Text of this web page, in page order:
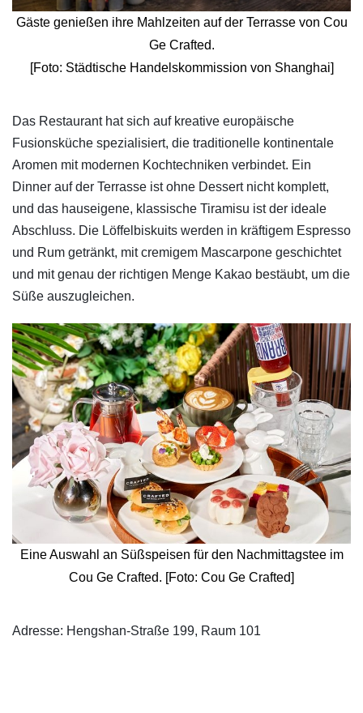
Gäste genießen ihre Mahlzeiten auf der Terrasse von Cou
Ge Crafted.
[Foto: Städtische Handelskommission von Shanghai]
​Das Restaurant hat sich auf kreative europäische
Fusionsküche spezialisiert, die traditionelle kontinentale
Aromen mit modernen Kochtechniken verbindet. Ein
Dinner auf der Terrasse ist ohne Dessert nicht komplett,
und das hauseigene, klassische Tiramisu ist der ideale
Abschluss. Die Löffelbiskuits werden in kräftigem Espresso
und Rum getränkt, mit cremigem Mascarpone geschichtet
und mit genau der richtigen Menge Kakao bestäubt, um die
Süße auszugleichen.
Eine Auswahl an Süßspeisen für den Nachmittagstee im
Cou Ge Crafted. [Foto: Cou Ge Crafted]
​Adresse: Hengshan-Straße 199, Raum 101